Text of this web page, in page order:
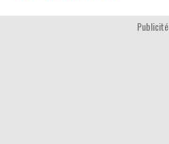
Publicité